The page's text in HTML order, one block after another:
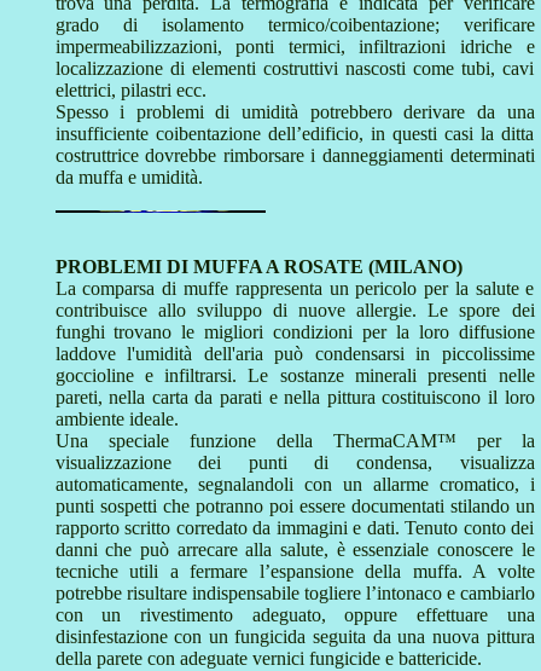
grado di isolamento termico/coibentazione; verificare
impermeabilizzazioni, ponti termici, infiltrazioni idriche e
localizzazione di elementi costruttivi nascosti come tubi, cavi
elettrici, pilastri ecc.
Spesso i problemi di umidità potrebbero derivare da una
insufficiente coibentazione dell’edificio, in questi casi la ditta
costruttrice dovrebbe rimborsare i danneggiamenti determinati
da muffa e umidità.
PROBLEMI DI MUFFA A ROSATE (MILANO)
La comparsa di muffe rappresenta un pericolo per la salute e
contribuisce allo sviluppo di nuove allergie. Le spore dei
funghi trovano le migliori condizioni per la loro diffusione
laddove l'umidità dell'aria può condensarsi in piccolissime
goccioline e infiltrarsi. Le sostanze minerali presenti nelle
pareti, nella carta da parati e nella pittura costituiscono il loro
ambiente ideale.
Una speciale funzione della ThermaCAM™ per la
visualizzazione dei punti di condensa, visualizza
automaticamente, segnalandoli con un allarme cromatico, i
punti sospetti che potranno poi essere documentati stilando un
rapporto scritto corredato da immagini e dati. Tenuto conto dei
danni che può arrecare alla salute, è essenziale conoscere le
tecniche utili a fermare l’espansione della muffa. A volte
potrebbe risultare indispensabile togliere l’intonaco e cambiarlo
con un rivestimento adeguato, oppure effettuare una
disinfestazione con un fungicida seguita da una nuova pittura
della parete con adeguate vernici fungicide e battericide.